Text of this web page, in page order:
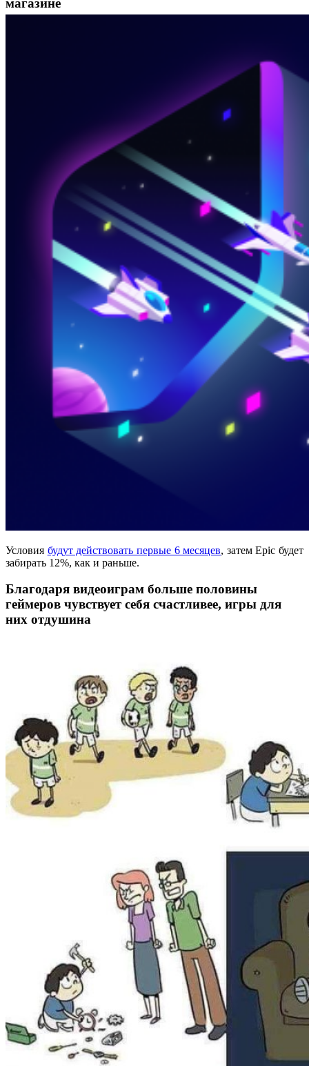
Условия будут действовать первые 6 месяцев, затем Epic будет
забирать 12%, как и раньше.
Благодаря видеоиграм больше половины
геймеров чувствует себя счастливее, игры для
них отдушина